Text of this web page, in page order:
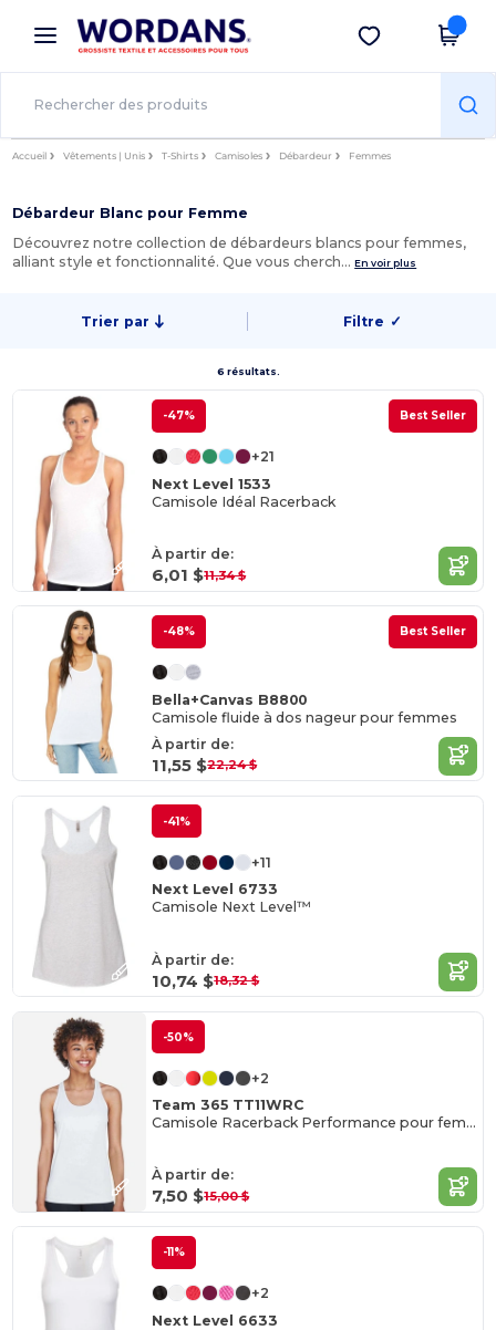
× Appli Wordans
Meilleurs prix sur l’app !
Obtenir l'appli
Accueil Vêtements | Unis T-Shirts Camisoles Débardeur Femmes
Débardeur Blanc pour Femme
Découvrez notre collection de débardeurs blancs pour femmes,
alliant style et fonctionnalité. Que vous cherch…En voir plus
Trier par Filtre ✓
6 résultats.
-47% Best Seller
+21
Next Level 1533
Camisole Idéal Racerback
À partir de:
6,01 $11,34 $
-48% Best Seller
Bella+Canvas B8800
Camisole fluide à dos nageur pour femmes
À partir de:
11,55 $22,24 $
-41%
+11
Next Level 6733
Camisole Next Level™
À partir de:
10,74 $18,32 $
-50%
+2
Team 365 TT11WRC
Camisole Racerback Performance pour femme
À partir de:
7,50 $15,00 $
-11%
+2
Next Level 6633